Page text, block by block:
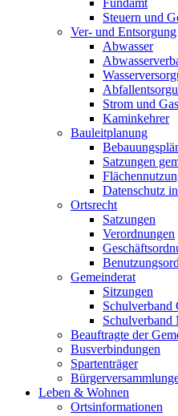
Fundamt
Steuern und
Ver- und Entsorgung
Abwasser
Strom und Gas
Kaminkehrer
Bauleitplanung
Satzungen
Datenschutz
Ortsrecht
Satzungen
Verordnungen
Gemeinderat
Sitzungen
Schulverband
Schulverband
Beauftragte der
Busverbindungen
Spartenträger
Leben & Wohnen
Ortsinformationen